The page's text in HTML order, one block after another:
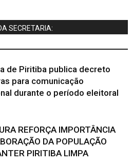
SECRETARIA:
de Piritiba publica decreto
para comunicação
durante o período eleitoral
REFORÇA IMPORTÂNCIA
DA POPULAÇÃO
PIRITIBA LIMPA